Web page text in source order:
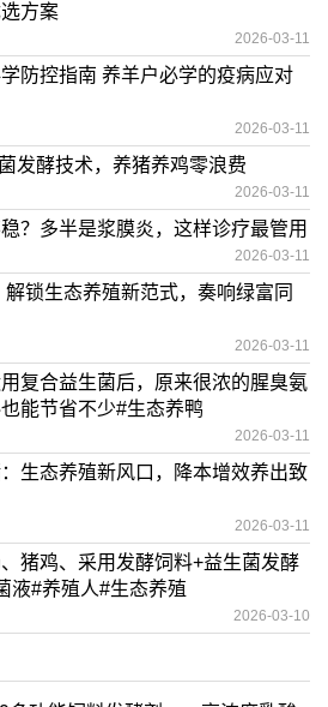
方案
2026-03-11
防控指南 养羊户必学的疫病应对
2026-03-11
发酵技术，养猪养鸡零浪费
2026-03-11
？多半是浆膜炎，这样诊疗最管用
2026-03-11
锁生态养殖新范式，奏响绿富同
2026-03-11
复合益生菌后，原来很浓的腥臭氨
能节省不少#生态养鸭
2026-03-11
生态养殖新风口，降本增效养出致
2026-03-11
猪鸡、采用发酵饲料+益生菌发酵
液#养殖人#生态养殖
2026-03-10